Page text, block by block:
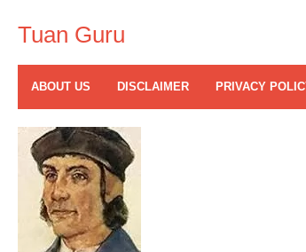
contentTuan Guru
ABOUT US DISCLAIMER PRIVACY